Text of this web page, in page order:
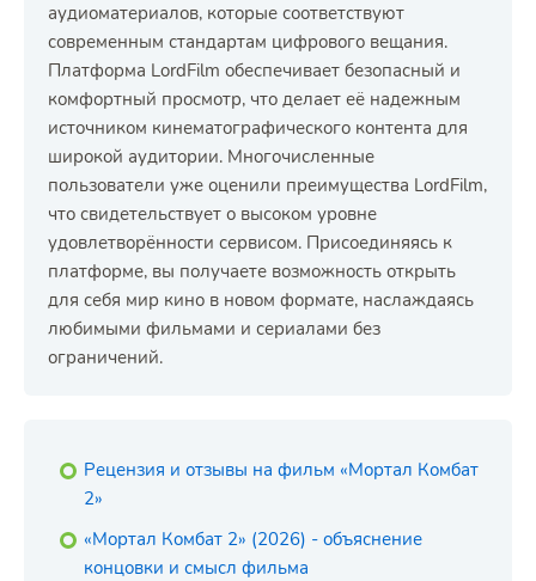
аудиоматериалов, которые соответствуют
современным стандартам цифрового вещания.
Платформа LordFilm обеспечивает безопасный и
комфортный просмотр, что делает её надежным
источником кинематографического контента для
широкой аудитории. Многочисленные
пользователи уже оценили преимущества LordFilm,
что свидетельствует о высоком уровне
удовлетворённости сервисом. Присоединяясь к
платформе, вы получаете возможность открыть
для себя мир кино в новом формате, наслаждаясь
любимыми фильмами и сериалами без
ограничений.
Рецензия и отзывы на фильм «Мортал Комбат
2»
«Мортал Комбат 2» (2026) - объяснение
концовки и смысл фильма